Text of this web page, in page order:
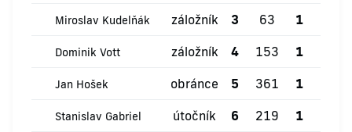
Miroslav Kudelňák záložník 3 63 1
Dominik Vott záložník 4 153 1
Jan Hošek obránce 5 361 1
Stanislav Gabriel útočník 6 219 1